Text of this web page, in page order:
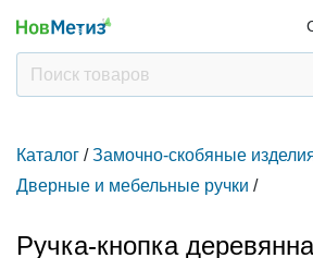
Каталог / Замочно-скобяные
Дверные и мебельные ручки /
Ручка-кнопка